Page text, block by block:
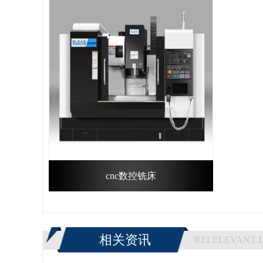
cnc数控铣床
相关资讯 RELELEVANT